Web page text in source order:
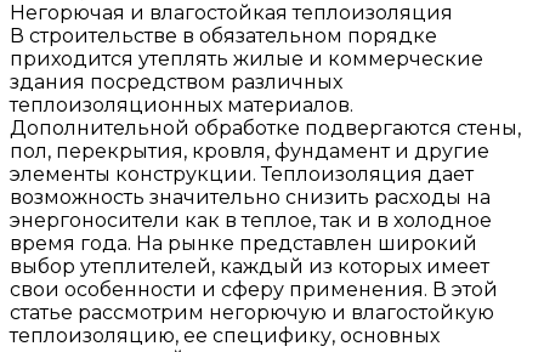
Негорючая и влагостойкая теплоизоляция
В строительстве в обязательном порядке
приходится утеплять жилые и коммерческие
здания посредством различных
теплоизоляционных материалов.
Дополнительной обработке подвергаются стены,
пол, перекрытия, кровля, фундамент и другие
элементы конструкции. Теплоизоляция дает
возможность значительно снизить расходы на
энергоносители как в теплое, так и в холодное
время года. На рынке представлен широкий
выбор утеплителей, каждый из которых имеет
свои особенности и сферу применения. В этой
статье рассмотрим негорючую и влагостойкую
теплоизоляцию, ее специфику, основных